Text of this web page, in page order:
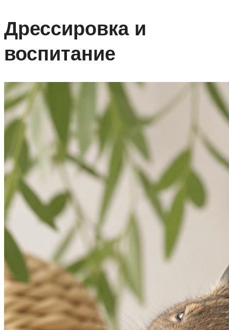
Дрессировка и
воспитание